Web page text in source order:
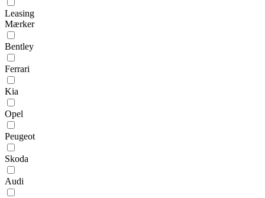
Leasing
Mærker
Bentley
Ferrari
Kia
Opel
Peugeot
Skoda
Audi